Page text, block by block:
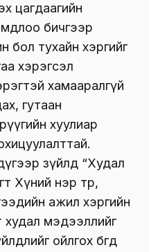
цагдаагийн
бичгээр
бол тухайн хэргийг
хэрэгсэл
хамааралгүй
гутаан
хуулиар
зүйлд “Худал
Хүний нэр төр,
ажил хэргийн
худал мэдээллийг
ойлгох бөгөөд